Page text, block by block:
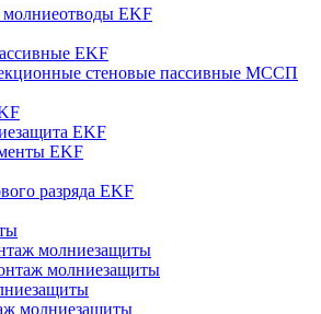
EKF
EKF
стеновые пассивные МССП
EKF
EKF
разряда EKF
молниезащиты
молниезащиты
молниезащиты